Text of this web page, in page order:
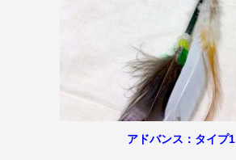
アドバンス：タイプ1